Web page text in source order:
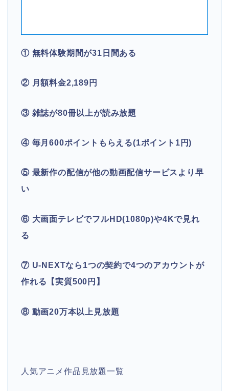
① 無料体験期間が31日間ある
② 月額料金2,189円
③ 雑誌が80冊以上が読み放題
④ 毎月600ポイントもらえる(1ポイント1円)
⑤ 最新作の配信が他の動画配信サービスより早
い
⑥ 大画面テレビでフルHD(1080p)や4Kで見れ
る
⑦ U-NEXTなら1つの契約で4つのアカウントが
作れる【実質500円】
⑧ 動画20万本以上見放題
人気アニメ作品見放題一覧